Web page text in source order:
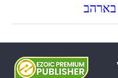
בארהב